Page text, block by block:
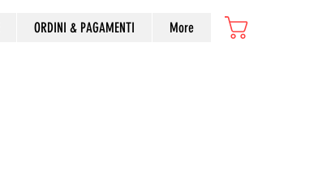
ORDINI & PAGAMENTI More